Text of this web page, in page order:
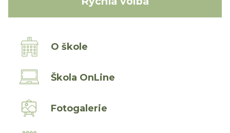
O škole
Škola OnLine
Fotogalerie